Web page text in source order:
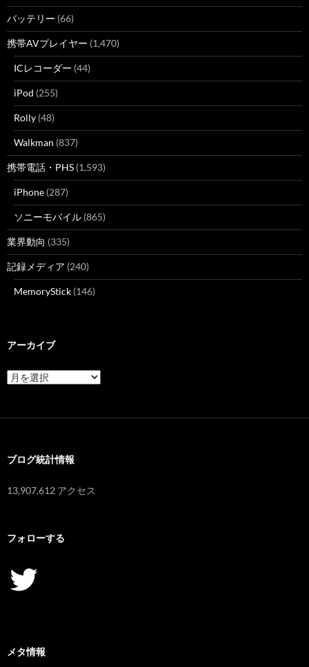
バッテリー (66)
携帯AVプレイヤー (1,470)
ICレコーダー (44)
iPod (255)
Rolly (48)
Walkman (837)
携帯電話・PHS (1,593)
iPhone (287)
ソニーモバイル (865)
業界動向 (335)
記録メディア (240)
MemoryStick (146)
アーカイブ
ア
ー
ブログ統計情報
13,907,612 アクセス
フォローする
Twitter
メタ情報